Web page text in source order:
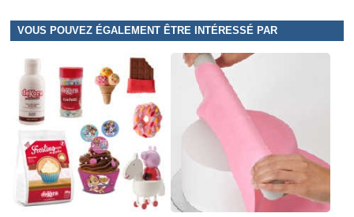
VOUS POUVEZ ÉGALEMENT ÊTRE INTÉRESSÉ PAR